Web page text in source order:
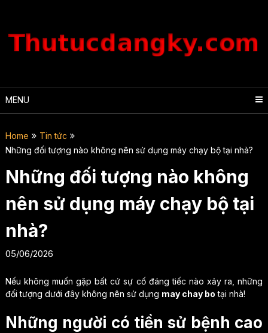
content
MENU
Home
Tin tức
Những đối tượng nào không nên sử dụng máy chạy bộ tại nhà?
Những đối tượng nào không
nên sử dụng máy chạy bộ tại
nhà?
05/06/2026
Nếu không muốn gặp bất cứ sự cố đáng tiếc nào xảy ra, những
đối tượng dưới đây không nên sử dụng may chay bo tại nhà!
Những người có tiền sử bệnh cao